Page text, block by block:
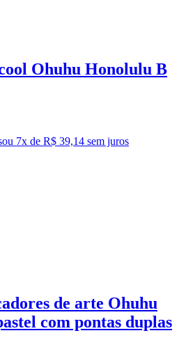
Ohuhu Honolulu B
ou 7x de R$ 39,14 sem juros
de arte Ohuhu
com pontas duplas